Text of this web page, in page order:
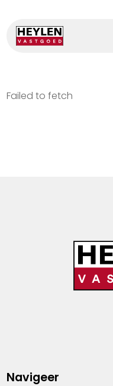
Failed to fetch
Navigeer